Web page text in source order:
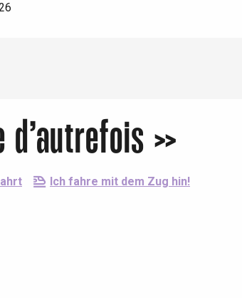
d’autrefois »
Ich fahre mit dem Zug hin!